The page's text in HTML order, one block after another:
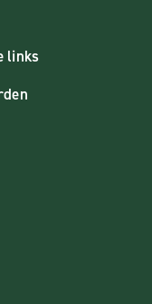
links